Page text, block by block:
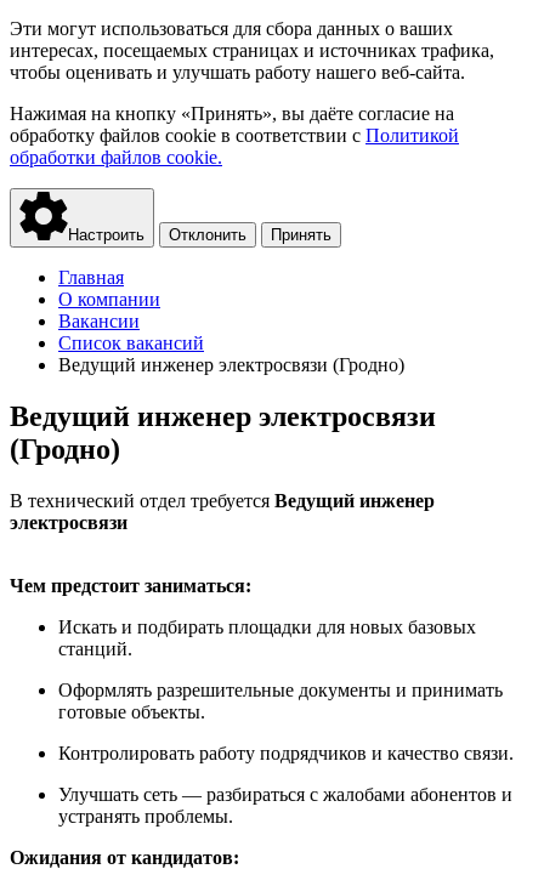
Эти могут использоваться для сбора данных о ваших
интересах, посещаемых страницах и источниках трафика,
чтобы оценивать и улучшать работу нашего веб-сайта.
Нажимая на кнопку «Принять», вы даёте согласие на
обработку файлов cookie в соответствии с Политикой
обработки файлов cookie.
Настроить Отклонить Принять
Главная
О компании
Вакансии
Список вакансий
Ведущий инженер электросвязи (Гродно)
Ведущий инженер электросвязи
(Гродно)
В технический отдел требуется Ведущий инженер
электросвязи
Чем предстоит заниматься:
Искать и подбирать площадки для новых базовых
станций.
Оформлять разрешительные документы и принимать
готовые объекты.
Контролировать работу подрядчиков и качество связи.
Улучшать сеть — разбираться с жалобами абонентов и
устранять проблемы.
Ожидания от кандидатов: